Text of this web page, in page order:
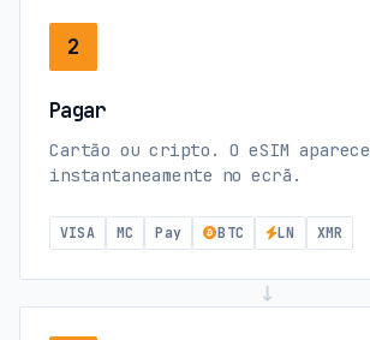
2
Pagar
Cartão ou cripto. O eSIM aparece
instantaneamente no ecrã.
VISA MC Pay BTC LN XMR
→